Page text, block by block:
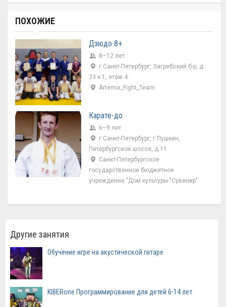
ПОХОЖИЕ
Дзюдо 8+
8–12 лет
г Санкт-Петербург, Загребский б-р, д
33 к 1, этаж 4.
Artemix_Fight_Team
Карате-до
6–9 лет
г Санкт-Петербург, г Пушкин,
Петербургское шоссе, д 11
Санкт-Петербургское
государственное бюджетное
учреждение "Дом культуры "Сувенир"
Другие занятия
Обучение игре на акустической гитаре
KIBERone Программирование для детей 6-14 лет